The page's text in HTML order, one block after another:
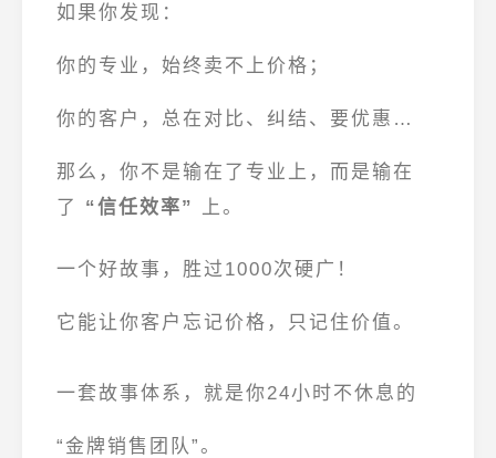
如果你发现：
你的专业，始终卖不上价格；
你的客户，总在对比、纠结、要优惠…
那么，你不是输在了专业上，而是输在
了 “信任效率” 上。
一个好故事，胜过1000次硬广！
它能让你客户 忘记价格，只记住价值。
一套故事体系，就是你24小时不休息的
“金牌销售团队”。